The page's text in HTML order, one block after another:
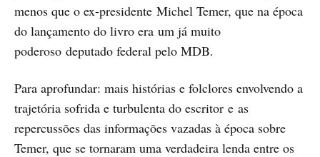
menos que o ex-presidente Michel Temer, que na época
do lançamento do livro era um já muito
poderoso deputado federal pelo MDB.
Para aprofundar: mais histórias e folclores envolvendo a
trajetória sofrida e turbulenta do escritor e as
repercussões das informações vazadas à época sobre
Temer, que se tornaram uma verdadeira lenda entre os